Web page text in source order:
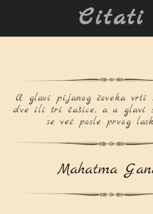
Citati
U glavi pijanog čoveka vrti
dve ili tri čašice, a u glavi
se već posle prvog
Mahatma